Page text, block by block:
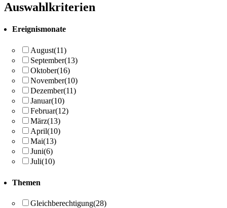
Auswahlkriterien
Ereignismonate
August(11)
September(13)
Oktober(16)
November(10)
Dezember(11)
Januar(10)
Februar(12)
März(13)
April(10)
Mai(13)
Juni(6)
Juli(10)
Themen
Gleichberechtigung(28)